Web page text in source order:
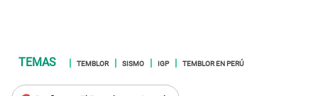
TEMBLOR SISMO IGP TEMBLOR EN PERÚ